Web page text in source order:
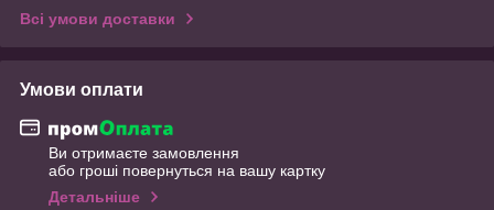
Всі умови доставки
Умови оплати
Ви отримаєте замовлення
або гроші повернуться на вашу картку
Детальніше